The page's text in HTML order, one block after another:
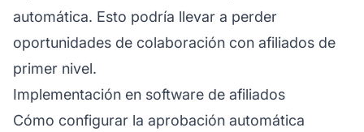
automática. Esto podría llevar a perder
oportunidades de colaboración con afiliados de
primer nivel.
Implementación en software de afiliados
Cómo configurar la aprobación automática